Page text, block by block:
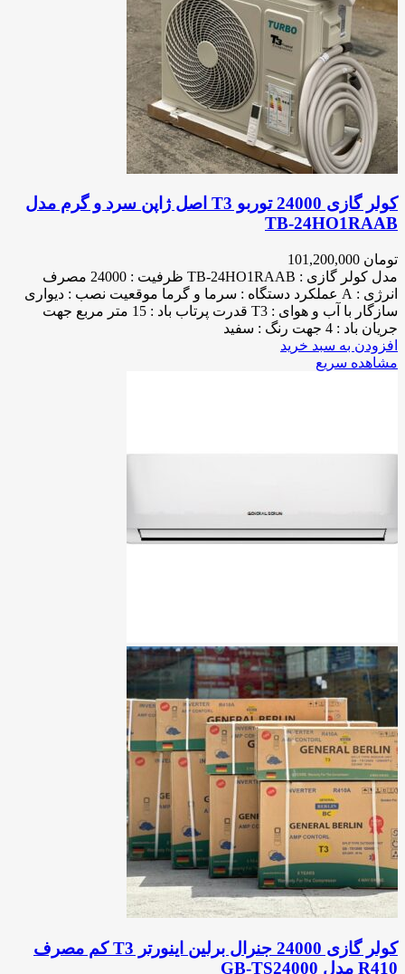
کولر گازی 24000 توربو T3 اصل ژاپن سرد و گرم مدل
TB-24HO1RAAB
تومان
مدل کولر گازی : TB-24HO1RAAB ظرفیت : 24000 مصرف
انرژی : A عملکرد دستگاه : سرما و گرما موقعیت نصب : دیواری
سازگار با آب و هوای : T3 قدرت پرتاب باد : 15 متر مربع جهت
جریان باد : 4 جهت رنگ : سفید
افزودن به سبد خرید
مشاهده سریع
کولر گازی 24000 جنرال برلین اینورتر T3 کم مصرف
R410 مدل GB-TS24000